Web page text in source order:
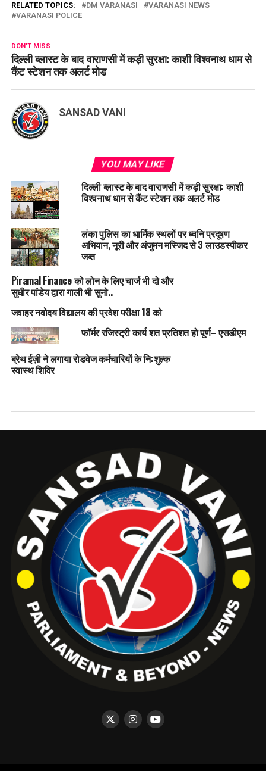
RELATED TOPICS: DM VARANASI
VARANASI NEWS
VARANASI POLICE
DON'T MISS
दिल्ली ब्लास्ट के बाद वाराणसी में कड़ी सुरक्षा: काशी विश्वनाथ धाम से
कैंट स्टेशन तक अलर्ट मोड
SANSAD VANI
YOU MAY LIKE
दिल्ली ब्लास्ट के बाद वाराणसी में कड़ी सुरक्षा: काशी
विश्वनाथ धाम से कैंट स्टेशन तक अलर्ट मोड
लंका पुलिस का धार्मिक स्थलों पर ध्वनि प्रदूषण
अभियान, नूरी और अंजुमन मस्जिद से 3 लाउडस्पीकर
जब्त
Piramal Finance को लोन के लिए चार्ज भी दो और
सुधीर पांडेय द्वारा गाली भी सुनो..
जवाहर नवोदय विद्यालय की प्रवेश परीक्षा 18 को
फॉर्मर रजिस्ट्री कार्य शत प्रतिशत हो पूर्ण– एसडीएम
ब्रेथ ईज़ी ने लगाया रोडवेज कर्मचारियों के नि:शुल्क
स्वास्थ शिविर